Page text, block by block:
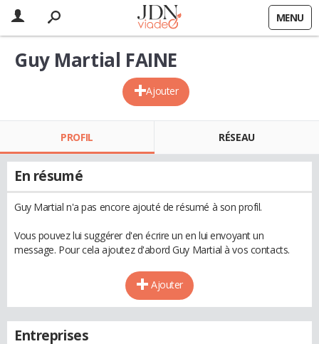
MENU
Ajouter
Guy Martial FAINE
PROFIL RÉSEAU
En résumé
Guy Martial n'a pas encore ajouté de résumé à son profil.
Vous pouvez lui suggérer d'en écrire un en lui envoyant un
message. Pour cela ajoutez d'abord Guy Martial à vos contacts.
Ajouter
Entreprises